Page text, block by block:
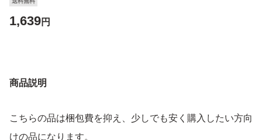
1,639円
商品説明
こちらの品は梱包費を抑え、少しでも安く購入したい方向
けの品になります。